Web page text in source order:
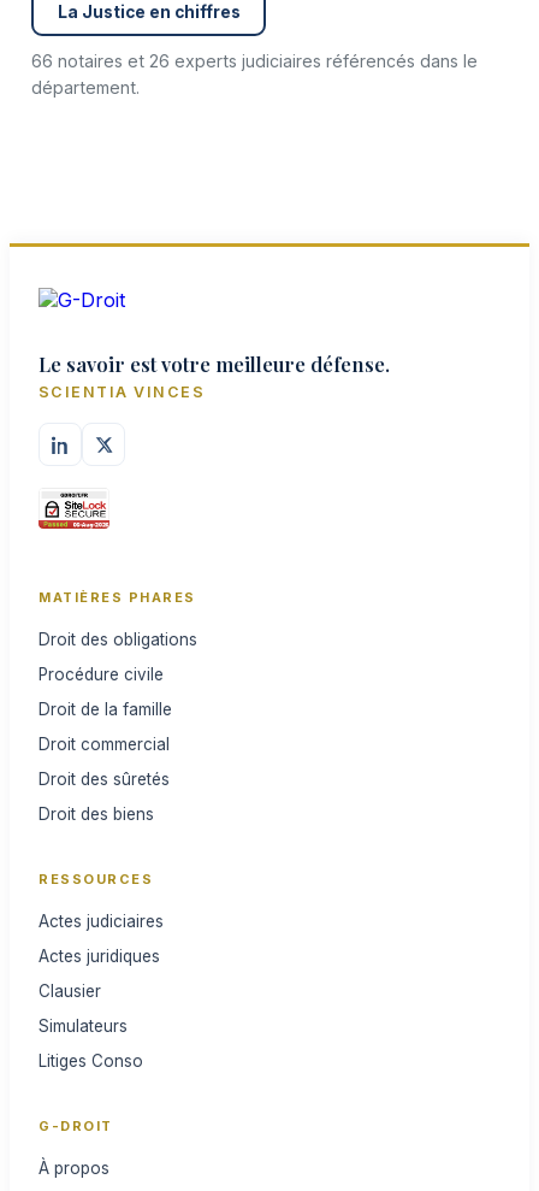
La Justice en chiffres
66 notaires et 26 experts judiciaires référencés dans le
département.
Le savoir est votre meilleure défense.
SCIENTIA VINCES
MATIÈRES PHARES
Droit des obligations
Procédure civile
Droit de la famille
Droit commercial
Droit des sûretés
Droit des biens
RESSOURCES
Actes judiciaires
Actes juridiques
Clausier
Simulateurs
Litiges Conso
G-DROIT
À propos